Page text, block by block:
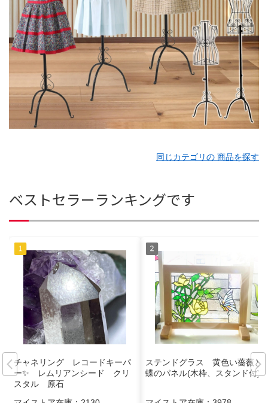
同じカテゴリの 商品を探す
ベストセラーランキングです
チャネリング レコードキーパ
ー✨ レムリアンシード クリ
スタル 原石
ステンドグラス 黄色い薔薇と
蝶のパネル(木枠、スタンド付)